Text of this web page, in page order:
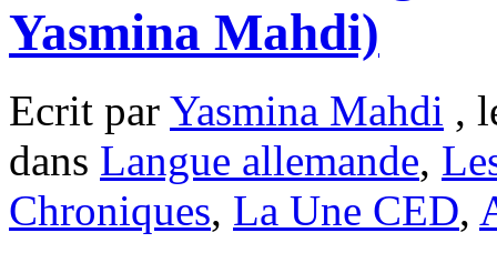
Yasmina Mahdi)
Ecrit par Yasmina Mahdi ,
dans Langue allemande,
Chroniques, La Une CED,